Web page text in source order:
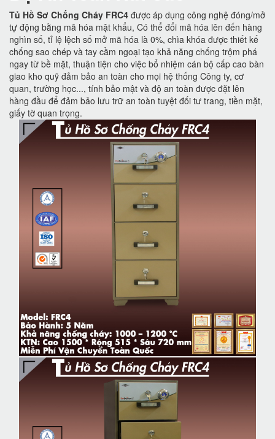
Tủ Hồ Sơ Chống Cháy FRC4 được áp dụng công nghệ đóng/mở
tự động bằng mã hóa mật khẩu, Có thể đổi mã hóa lên đến hàng
nghìn số, tỉ lệ lệch số mở mã hóa là 0%, chìa khóa được thiết kế
chống sao chép và tay cầm ngoại tạo khả năng chống trộm phá
ngay từ bề mặt, thuận tiện cho việc bổ nhiệm cán bộ cấp cao bàn
giao kho quỹ đảm bảo an toàn cho mọi hệ thống Công ty, cơ
quan, trường học..., tính bảo mật và độ an toàn được đặt lên
hàng đầu để đảm bảo lưu trữ an toàn tuyệt đối tư trang, tiền mặt,
giấy tờ quan trọng.